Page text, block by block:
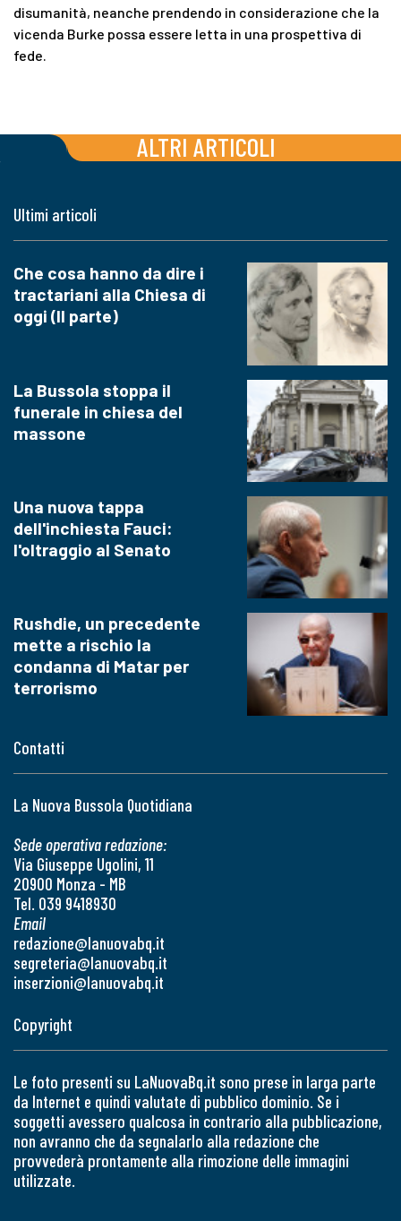
disumanità, neanche prendendo in considerazione che la
vicenda Burke possa essere letta in una prospettiva di
fede.
ALTRI ARTICOLI
Contatti
La Nuova Bussola Quotidiana
Sede operativa redazione:
Via Giuseppe Ugolini, 11
20900 Monza - MB
Tel. 039 9418930
Email
redazione@lanuovabq.it
segreteria@lanuovabq.it
inserzioni@lanuovabq.it
Ultimi articoli
Che cosa hanno da dire i
tractariani alla Chiesa di
oggi (II parte)
La Bussola stoppa il
funerale in chiesa del
massone
Una nuova tappa
dell'inchiesta Fauci:
l'oltraggio al Senato
Rushdie, un precedente
mette a rischio la
condanna di Matar per
terrorismo
Copyright
Le foto presenti su LaNuovaBq.it sono prese in larga parte
da Internet e quindi valutate di pubblico dominio. Se i
soggetti avessero qualcosa in contrario alla pubblicazione,
non avranno che da segnalarlo alla redazione che
provvederà prontamente alla rimozione delle immagini
utilizzate.